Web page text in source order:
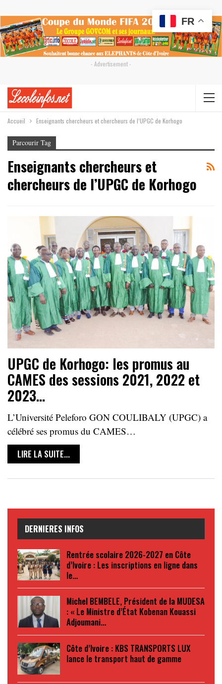
- Advertisement -
Accueil Enseignants chercheurs et chercheurs de l’UPGC de Korhogo
Parcourir Tag
Enseignants chercheurs et
chercheurs de l’UPGC de Korhogo
UPGC de Korhogo: les promus au
CAMES des sessions 2021, 2022 et
2023…
L’Université Peleforo GON COULIBALY (UPGC) a
célébré ses promus du CAMES…
LIRE LA SUITE...
DERNIERES INFOS
Rentrée scolaire 2026-2027 en Côte
d’Ivoire : Les inscriptions en ligne dans
le…
Michel BEMBELE, Président de la MUDESA
: « Le Ministre d’État Kobenan Kouassi
Adjoumani…
Côte d’Ivoire : KBS TRANSPORTS LUX
lance le transport haut de gamme
FR